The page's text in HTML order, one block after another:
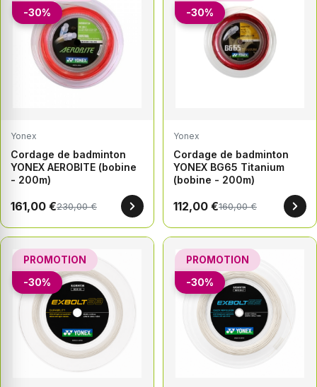
-30%
Yonex
Cordage de badminton
YONEX AEROBITE (bobine
- 200m)
161,00 €230,00 €
-30%
Yonex
Cordage de badminton
YONEX BG65 Titanium
(bobine - 200m)
112,00 €160,00 €
PROMOTION
-30%
PROMOTION
-30%